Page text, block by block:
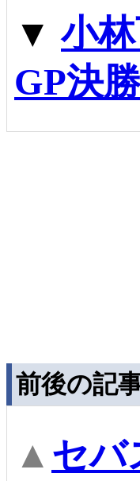
▼小
GP決勝
前後の記
▲ セバ